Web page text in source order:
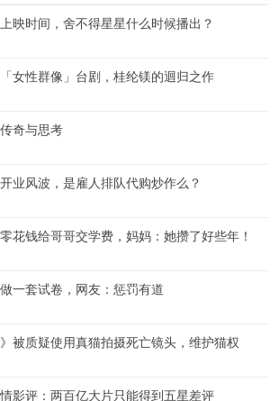
映时间，舍不得星星什么时候播出？
女性群像」台剧，桂纶镁的迴归之作
奇与思考
业风波，是雇人排队代购炒作么？
花钱给哥哥交学费，妈妈：她攒了好些年！
一套试卷，网友：惩罚有道
被质疑使用真猫拍摄死亡镜头，维护猫权
影评：两百亿大片只能得到五星差评